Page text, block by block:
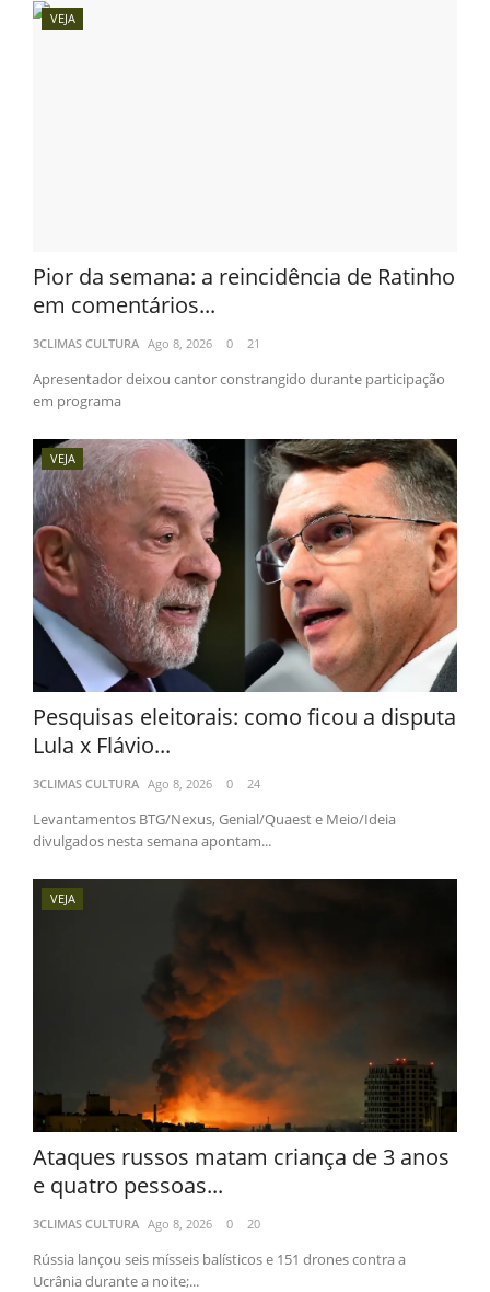
VEJA
Pior da semana: a reincidência de Ratinho
em comentários...
3CLIMAS CULTURA Ago 8, 2026 0 21
Apresentador deixou cantor constrangido durante participação
em programa
VEJA
Pesquisas eleitorais: como ficou a disputa
Lula x Flávio...
3CLIMAS CULTURA Ago 8, 2026 0 24
Levantamentos BTG/Nexus, Genial/Quaest e Meio/Ideia
divulgados nesta semana apontam...
VEJA
Ataques russos matam criança de 3 anos
e quatro pessoas...
3CLIMAS CULTURA Ago 8, 2026 0 20
Rússia lançou seis mísseis balísticos e 151 drones contra a
Ucrânia durante a noite;...